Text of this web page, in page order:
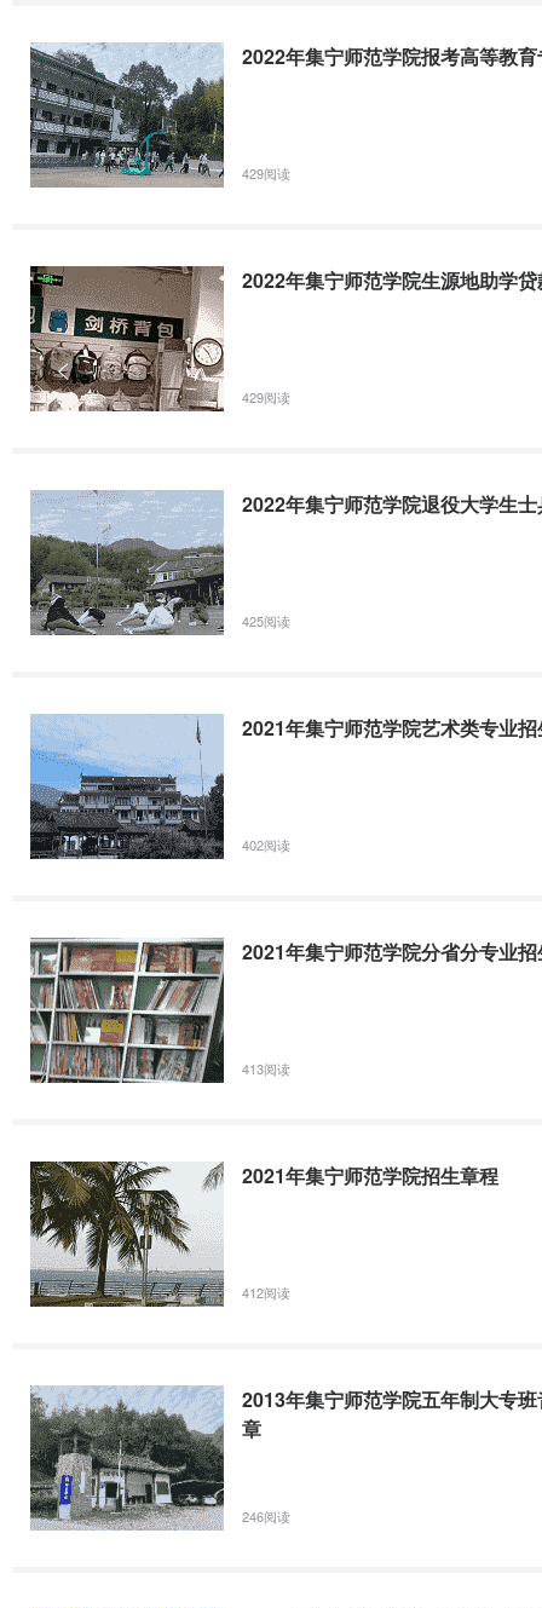
计2295202960525151542271530155102本科
闻学四年40404200普通文科历史学四年4
2021年集宁师范学院招生章程
结合我校实际，制定本章程。第二条 学校名称是集宁师范学院，为
2013年集宁师范学院五年制大专班音乐表演（航空乘
2013年集宁师范学院五年制大专班音乐表演（航空乘务、安检方向
2013年集宁师范学院五年制大专班音乐表演（航空乘
2013年集宁师范学院五年制大专班音乐表演（航空乘务、安检方向
标：培养民航业发展需要，德智体全面发展，面向民航业第一线并
2022年集宁师范学院报考高等教
429阅读
2022年集宁师范学院生源地助学
429阅读
2022年集宁师范学院退役大学生
425阅读
2021年集宁师范学院艺术类专业
402阅读
2021年集宁师范学院分省分专业
413阅读
2021年集宁师范学院招生章程
412阅读
2013年集宁师范学院五年制大专
章
246阅读